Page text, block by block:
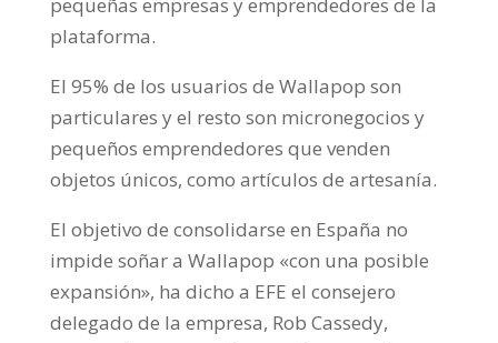
plataforma.
El 95% de los usuarios de Wallapop son
particulares y el resto son micronegocios y
pequeños emprendedores que venden
objetos únicos, como artículos de artesanía.
El objetivo de consolidarse en España no
impide soñar a Wallapop «con una posible
expansión», ha dicho a EFE el consejero
delegado de la empresa, Rob Cassedy,